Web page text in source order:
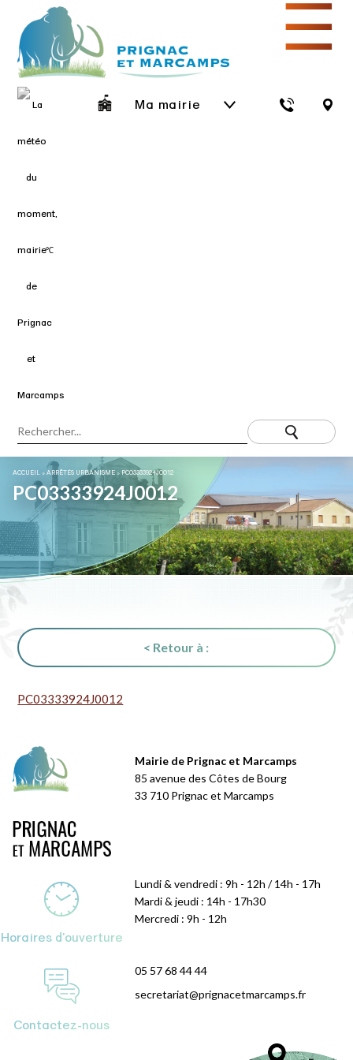
℃
Ma mairie
☰
ACCUEIL »ARRÊTÉS URBANISME»PC03333924J0012
PC03333924J0012
< Retour à :
PC03333924J0012
Mairie de Prignac et Marcamps
85 avenue des Côtes de Bourg
33 710 Prignac et Marcamps
Horaires d'ouverture
Lundi & vendredi : 9h - 12h / 14h - 17h
Mardi & jeudi : 14h - 17h30
Mercredi : 9h - 12h
Contactez-nous
05 57 68 44 44
secretariat@prignacetmarcamps.fr